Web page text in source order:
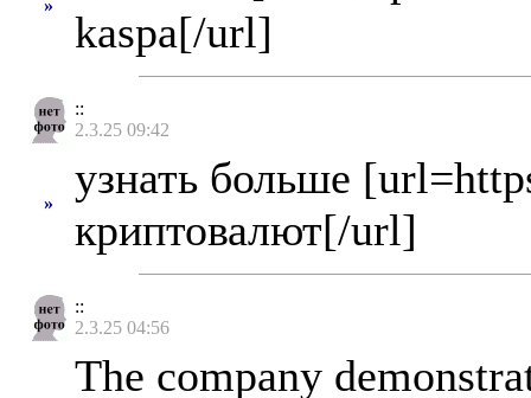
»
kaspa[/url]
::
2.3.25 09:42
»
узнать больше
криптовалют[/url]
::
2.3.25 04:56
The company